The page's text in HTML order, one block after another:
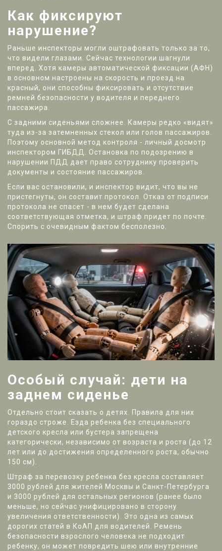
Как фиксируют
нарушение?
Раньше инспекторы могли оштрафовать только за то,
что видели глазами. Сейчас технологии шагнули
вперед. Хотя камеры автоматической фиксации (АФН)
в основном настроены на скорость и проезд на
красный, они способны фиксировать и отсутствие
ремней безопасности у водителя и переднего
пассажира.
С задними сиденьями сложнее. Камеры редко «видят»
туда из-за затемненных стекол или голов пассажиров.
Поэтому основной метод контроля - личный досмотр
инспектором ГИБДД. Остановка по подозрению в
нарушении ПДД дает право сотруднику проверить
документы и состояние пассажиров.
Если вас остановили, и инспектор видит, что вы не
пристегнуты, он составит протокол. Отказ от подписи
протокола не спасет - в нем будет сделана
соответствующая отметка, и штраф придет по почте.
Спорить с очевидным фактом бесполезно.
Особый случай: дети на
заднем сиденье
Отдельно стоит сказать о детях. Правила для них
гораздо строже. Езда ребенка без специального
детского кресла или бустера запрещена
категорически, независимо от возраста и роста (до 12
лет или до достижения определенного роста, обычно
150 см).
Штраф за перевозку ребенка без кресла составляет
3000 рублей для жителей Москвы и Санкт-Петербурга
и 3000 рублей для остальных регионов (ранее было
меньше, но сейчас унифицировано в сторону
увеличения ответственности). Это одна из самых
дорогих статей в КоАП для водителей. Ремень
безопасности взрослого человека не подходит
ребенку, он может повредить шею или внутренние